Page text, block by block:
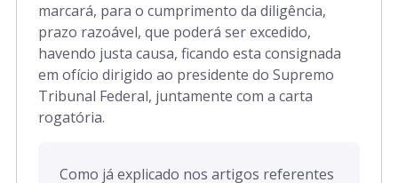
marcará, para o cumprimento da diligência,
prazo razoável, que poderá ser excedido,
havendo justa causa, ficando esta consignada
em ofício dirigido ao presidente do Supremo
Tribunal Federal, juntamente com a carta
rogatória.
Como já explicado nos artigos referentes